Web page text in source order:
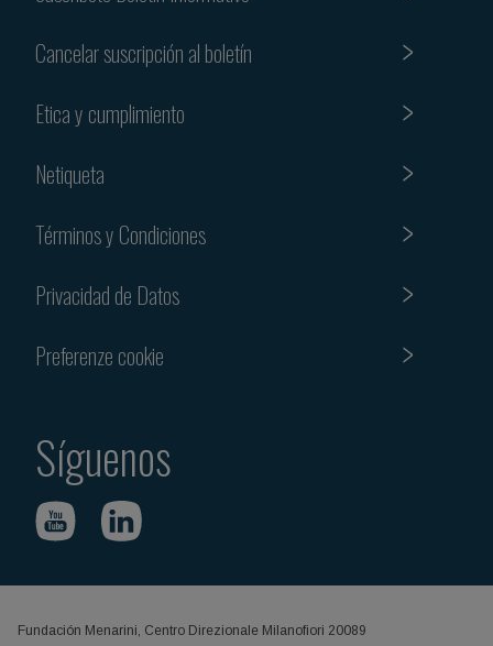
Cancelar suscripción al boletín
Etica y cumplimiento
Netiqueta
Términos y Condiciones
Privacidad de Datos
Preferenze cookie
Síguenos
Fundación Menarini, Centro Direzionale Milanofiori 20089